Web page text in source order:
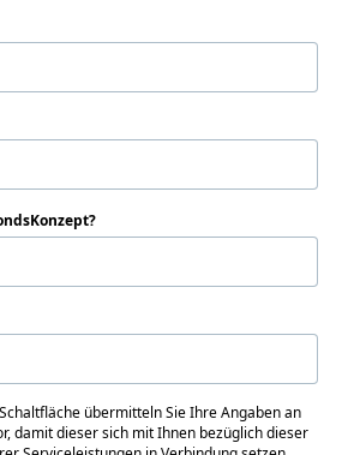
übermitteln Sie Ihre Angaben an
damit dieser sich mit Ihnen bezüglich dieser